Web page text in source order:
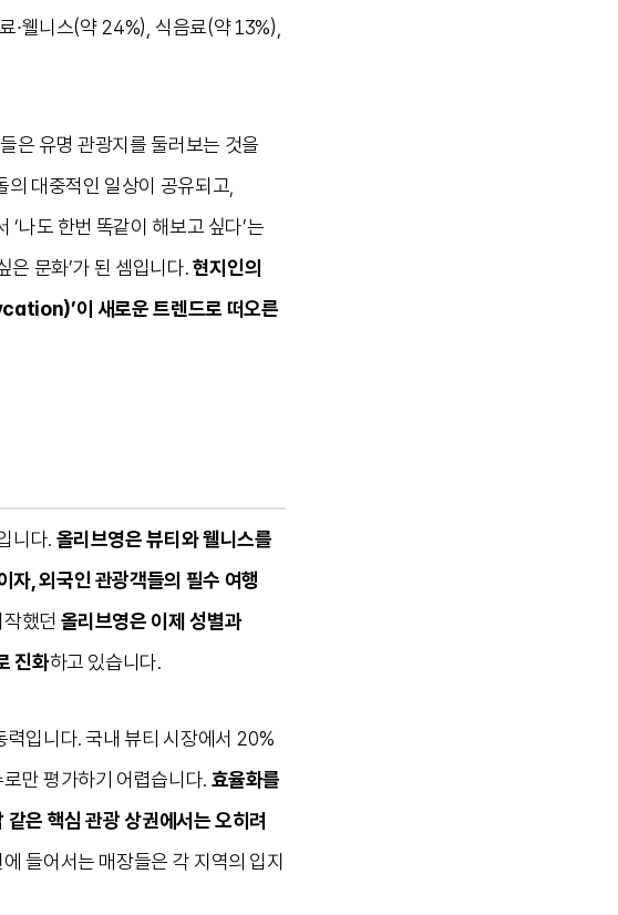
∙웰니스(약 24%), 식음료(약 13%),
은 유명 관광지를 둘러보는 것을
대중적인 일상이 공유되고,
나도 한번 똑같이 해보고 싶다’는
은 문화’가 된 셈입니다.현지인의
이 새로운 트렌드로 떠오른
니다. 올리브영은 뷰티와 웰니스를
자, 외국인 관광객들의 필수 여행
했던 올리브영은 이제 성별과
진화하고 있습니다.
력입니다. 국내 뷰티 시장에서 20%
만 평가하기 어렵습니다. 효율화를
은 핵심 관광 상권에서는 오히려
들어서는 매장들은 각 지역의 입지